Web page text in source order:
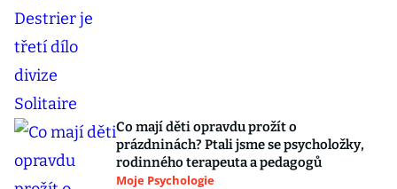
Co mají děti opravdu prožít o
prázdninách? Ptali jsme se psycholožky,
rodinného terapeuta a pedagogů
Moje Psychologie